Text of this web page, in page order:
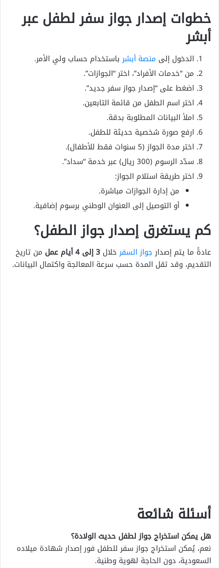
خطوات إصدار جواز سفر لطفل عبر
أبشر
الدخول إلى منصة أبشرباستخدام حساب ولي الأمر.
من “خدمات الأفراد”، اختر “الجوازات”.
اضغط على “إصدار جواز سفر جديد”.
اختر اسم الطفل من قائمة التابعين.
املأ البيانات المطلوبة بدقة.
ارفع صورة شخصية حديثة للطفل.
اختر مدة الجواز (5 سنوات فقط للأطفال).
سدّد الرسوم (300 ريال) عبر خدمة “سداد”.
اختر طريقة استلام الجواز:
من إدارة الجوازات مباشرة.
أو التوصيل إلى العنوان الوطني برسوم إضافية.
كم يستغرق إصدار جواز الطفل؟
عادةً ما يتم إصدارجواز السفرخلال 3 إلى 4 أيام عمل
من تاريخ
التقديم، وقد تقل المدة حسب سرعة المعالجة واكتمال البيانات.
أسئلة شائعة
هل يمكن استخراج جواز لطفل حديث الولادة؟
نعم، يُمكن استخراج جواز سفر للطفل فور إصدار شهادة ميلاده
السعودية، دون الحاجة لهوية وطنية.